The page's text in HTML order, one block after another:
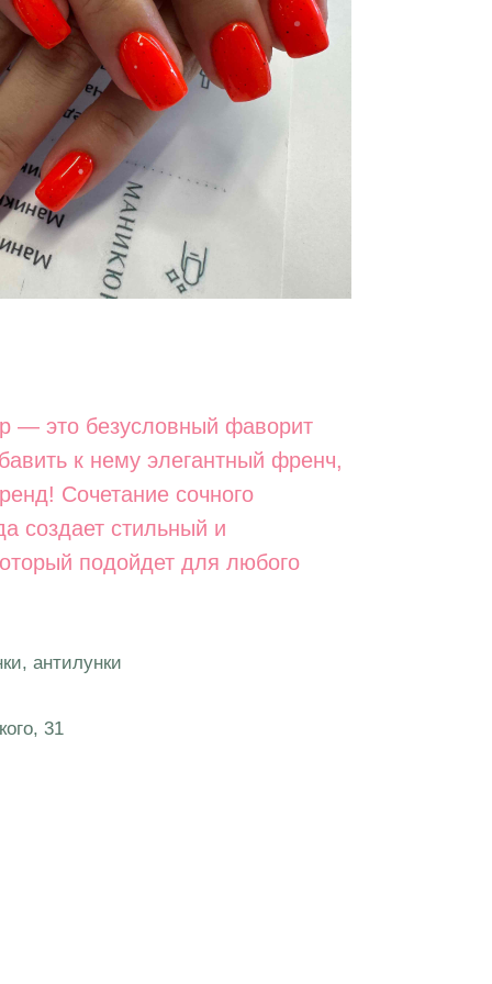
антилунки
31
— это безусловный фаворит
к нему элегантный френч,
Сочетание сочного
создает стильный и
подойдет для любого